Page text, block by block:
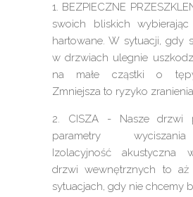
1. BEZPIECZNE
swoich bliskich wybierając
hartowane. W sytuacji, gdy
w drzwiach ulegnie
na małe cząstki o
Zmniejsza to ryzyko
2. CISZA - Nasze drzwi
parametry
Izolacyjność akustyczna
drzwi wewnętrznych to
sytuacjach, gdy nie chcemy